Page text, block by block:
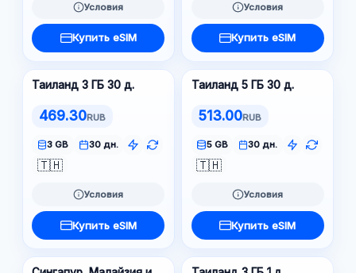
Условия
Купить eSIM
Условия
Купить eSIM
Таиланд 3 ГБ 30 д.
469.30RUB
3 GB 30 дн.
🇹🇭
Условия
Купить eSIM
Таиланд 5 ГБ 30 д.
513.00RUB
5 GB 30 дн.
🇹🇭
Условия
Купить eSIM